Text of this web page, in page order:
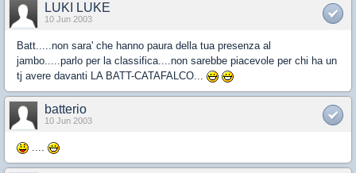
LUKI LUKE
10 Jun 2003
Batt.....non sara' che hanno paura della tua presenza al
jambo.....parlo per la classifica....non sarebbe piacevole per chi ha un
tj avere davanti LA BATT-CATAFALCO...
batterio
10 Jun 2003
....